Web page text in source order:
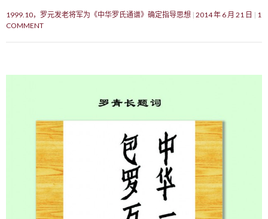
1999.10，罗元发老将军为《中华罗氏通谱》确定指导思想 2014 年 6 月 21 日
1
COMMENT